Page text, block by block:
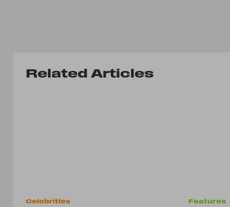
Related Articles
Celebrities Features